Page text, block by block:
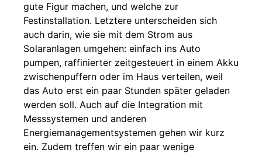
gute Figur machen, und welche zur
Festinstallation. Letztere unterscheiden sich
auch darin, wie sie mit dem Strom aus
Solaranlagen umgehen: einfach ins Auto
pumpen, raffinierter zeitgesteuert in einem Akku
zwischenpuffern oder im Haus verteilen, weil
das Auto erst ein paar Stunden später geladen
werden soll. Auch auf die Integration mit
Messsystemen und anderen
Energiemanagementsystemen gehen wir kurz
ein. Zudem treffen wir ein paar wenige